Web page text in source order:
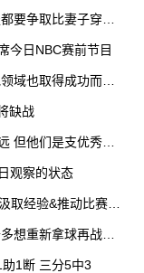
要争取比妻子穿得
今日NBC赛前节目
域也取得成功而自
缺战
但他们是支优秀球
观察的状态
取经验&推动比赛发
想重新拿球再战一
1断 三分5中3